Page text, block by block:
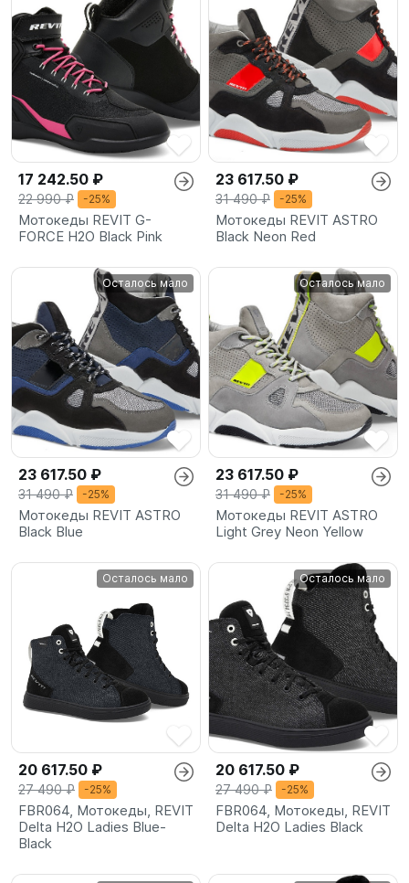
17 242.50 ₽
22 990 ₽ -25%
Мотокеды REVIT G-
FORCE H2O Black Pink
23 617.50 ₽
31 490 ₽ -25%
Мотокеды REVIT ASTRO
Black Neon Red
Осталось мало
23 617.50 ₽
31 490 ₽ -25%
Мотокеды REVIT ASTRO
Black Blue
Осталось мало
23 617.50 ₽
31 490 ₽ -25%
Мотокеды REVIT ASTRO
Light Grey Neon Yellow
Осталось мало
20 617.50 ₽
27 490 ₽ -25%
FBR064, Мотокеды, REVIT
Delta H2O Ladies Blue-
Black
Осталось мало
20 617.50 ₽
27 490 ₽ -25%
FBR064, Мотокеды, REVIT
Delta H2O Ladies Black